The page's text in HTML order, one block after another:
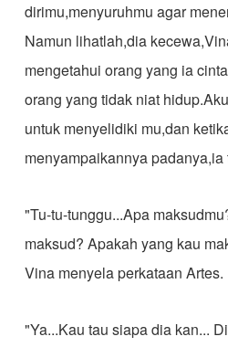
dirimu,menyuruhmu agar
Namun lihatlah,dia
mengetahui orang yang ia
orang yang tidak niat
untuk menyelidiki mu,dan
menyampaikannya
"Tu-tu-tunggu...Apa
maksud? Apakah yang kau
Vina menyela perkataan Artes.
"Ya...Kau tau siapa dia kan...